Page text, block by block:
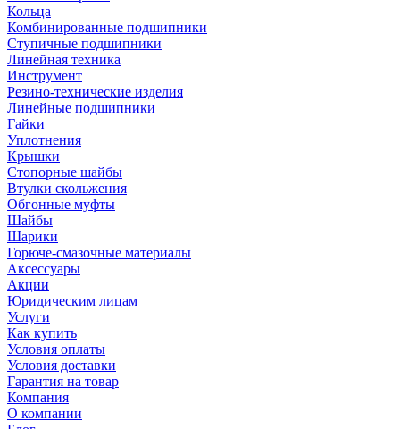
Кольца
Комбинированные подшипники
Ступичные подшипники
Линейная техника
Инструмент
Резино-технические изделия
Линейные подшипники
Гайки
Уплотнения
Крышки
Стопорные шайбы
Втулки скольжения
Обгонные муфты
Шайбы
Шарики
Горюче-смазочные материалы
Аксессуары
Акции
Юридическим лицам
Услуги
Как купить
Условия оплаты
Условия доставки
Гарантия на товар
Компания
О компании